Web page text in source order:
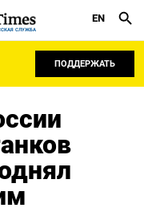
СЛУЖБА
EN
ПОДДЕРЖАТЬ